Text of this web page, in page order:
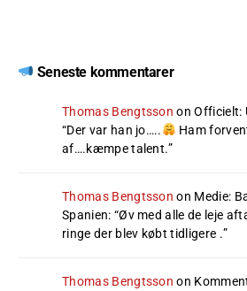
Seneste kommentarer
Thomas Bengtsson onOfficielt:
“Der var han jo…..
Ham
af….kæmpe talent.”
Thomas Bengtsson on Medie:
Spanien: “Øv med alle de leje
ringe der blev købt tidligere .”
Thomas Bengtsson on